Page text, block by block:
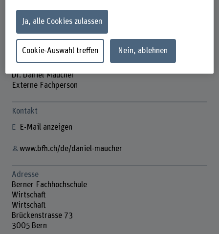
Dr. Daniel Maucher
Externe Fachperson
Kontakt
E-Mail anzeigen
www.bfh.ch/de/daniel-maucher
Adresse
Berner Fachhochschule
Wirtschaft
Wirtschaft
Brückenstrasse 73
3005 Bern
Ja, alle Cookies zulassen
Cookie-Auswahl treffen Nein, ablehnen